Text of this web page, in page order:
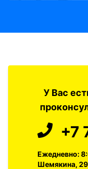
У Вас
+7
Ежедневно:
Шемякина,